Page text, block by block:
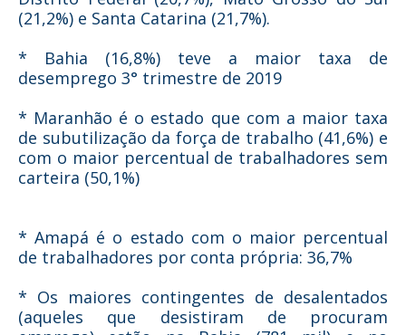
(21,2%) e Santa Catarina (21,7%).
* Bahia (16,8%) teve a maior taxa de
desemprego 3° trimestre de 2019
* Maranhão é o estado que com a maior taxa
de subutilização da força de trabalho (41,6%) e
com o maior percentual de trabalhadores sem
carteira (50,1%)
* Amapá é o estado com o maior percentual
de trabalhadores por conta própria: 36,7%
* Os maiores contingentes de desalentados
(aqueles que desistiram de procuram